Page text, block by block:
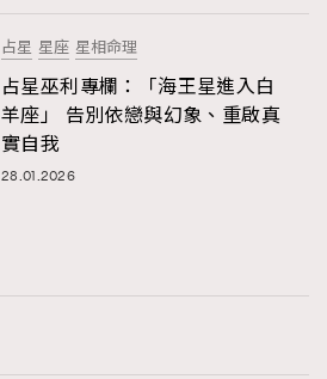
占星 星座 星相命理
占星巫利專欄：「海王星進入白
羊座」 告別依戀與幻象、重啟真
實自我
28.01.2026